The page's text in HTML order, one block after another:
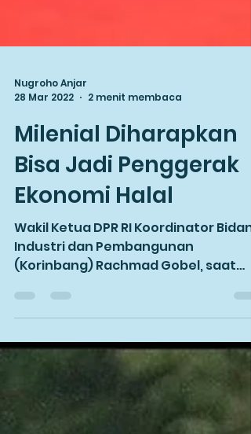
Nugroho Anjar
Milenial Diharapkan
Ekonomi Halal
Wakil Ketua DPR RI Koordinator
Industri dan Pembangunan
(Korinbang) Rachmad Gobel, saat
membuka Festival Produk Halal
Milenial di...